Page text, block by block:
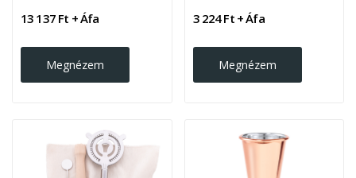
13 137 Ft + Áfa
Megnézem
3 224 Ft + Áfa
Megnézem